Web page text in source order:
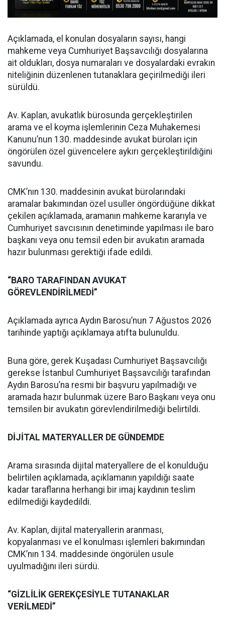
Açıklamada, el konulan dosyaların sayısı, hangi
mahkeme veya Cumhuriyet Başsavcılığı dosyalarına
ait oldukları, dosya numaraları ve dosyalardaki evrakın
niteliğinin düzenlenen tutanaklara geçirilmediği ileri
sürüldü.
Av. Kaplan, avukatlık bürosunda gerçekleştirilen
arama ve el koyma işlemlerinin Ceza Muhakemesi
Kanunu’nun 130. maddesinde avukat büroları için
öngörülen özel güvencelere aykırı gerçekleştirildiğini
savundu.
CMK’nın 130. maddesinin avukat bürolarındaki
aramalar bakımından özel usuller öngördüğüne dikkat
çekilen açıklamada, aramanın mahkeme kararıyla ve
Cumhuriyet savcısının denetiminde yapılması ile baro
başkanı veya onu temsil eden bir avukatın aramada
hazır bulunması gerektiği ifade edildi.
“BARO TARAFINDAN AVUKAT
GÖREVLENDİRİLMEDİ”
Açıklamada ayrıca Aydın Barosu’nun 7 Ağustos 2026
tarihinde yaptığı açıklamaya atıfta bulunuldu.
Buna göre, gerek Kuşadası Cumhuriyet Başsavcılığı
gerekse İstanbul Cumhuriyet Başsavcılığı tarafından
Aydın Barosu’na resmi bir başvuru yapılmadığı ve
aramada hazır bulunmak üzere Baro Başkanı veya onu
temsilen bir avukatın görevlendirilmediği belirtildi.
DİJİTAL MATERYALLER DE GÜNDEMDE
Arama sırasında dijital materyallere de el konulduğu
belirtilen açıklamada, açıklamanın yapıldığı saate
kadar taraflarına herhangi bir imaj kaydının teslim
edilmediği kaydedildi.
Av. Kaplan, dijital materyallerin aranması,
kopyalanması ve el konulması işlemleri bakımından
CMK’nın 134. maddesinde öngörülen usule
uyulmadığını ileri sürdü.
“GİZLİLİK GEREKÇESİYLE TUTANAKLAR
VERİLMEDİ”